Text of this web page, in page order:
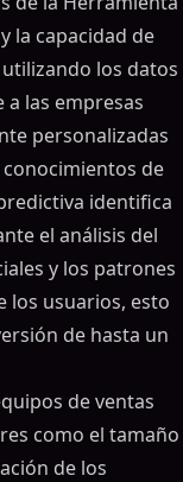
la capacidad de
los datos
a las empresas
personalizadas
de
identifica
el análisis del
y los patrones
los usuarios, esto
de hasta un
de ventas
como el tamaño
de los